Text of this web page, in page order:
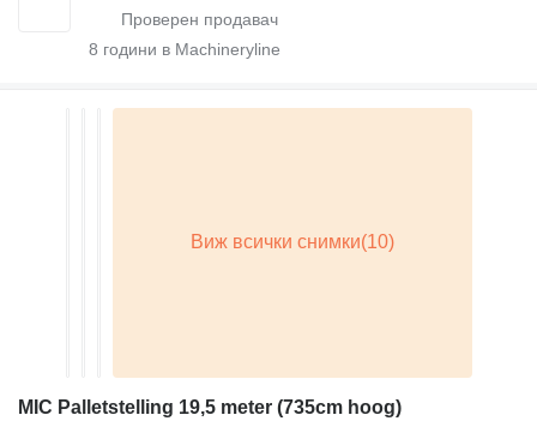
8 години в Machineryline
MIC Palletstelling 19,5 meter (735cm hoog)